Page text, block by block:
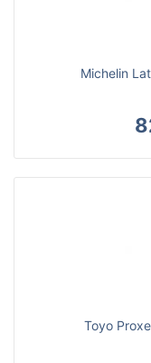
Michelin
Toyo